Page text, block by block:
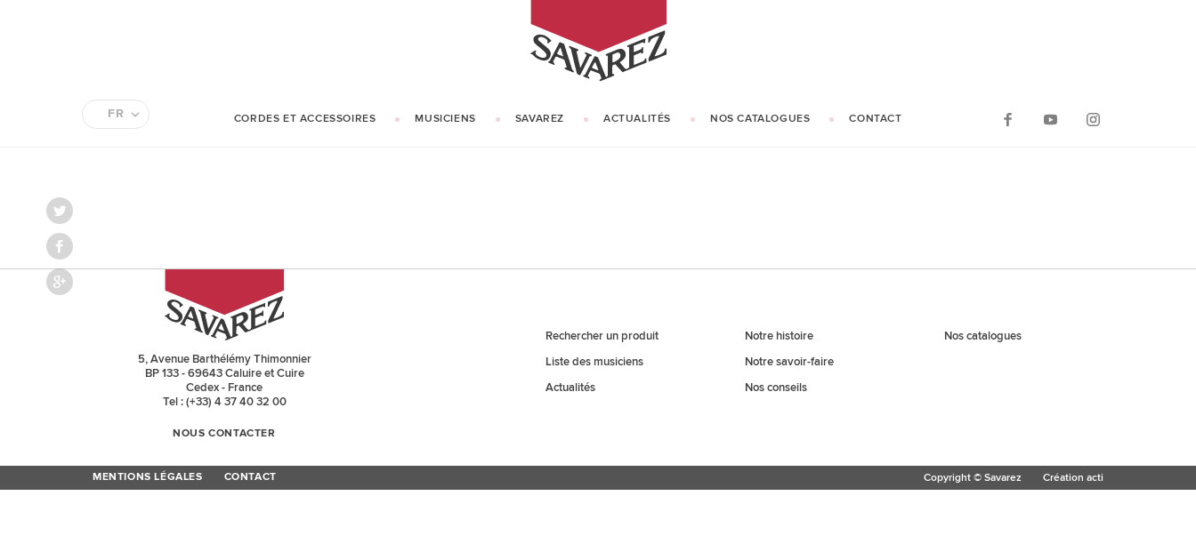
FR CORDES ET ACCESSOIRES MUSICIENS SAVAREZ ACTUALITÉS NOS CATALOGUES CONTACT
5, Avenue Barthélémy Thimonnier
BP 133 - 69643 Caluire et Cuire
Cedex - France
Tel : (+33) 4 37 40 32 00
NOUS CONTACTER
Rechercher un produit
Liste des musiciens
Actualités
Notre histoire
Notre savoir-faire
Nos conseils
Nos catalogues
MENTIONS LÉGALES CONTACT Copyright © Savarez Création acti